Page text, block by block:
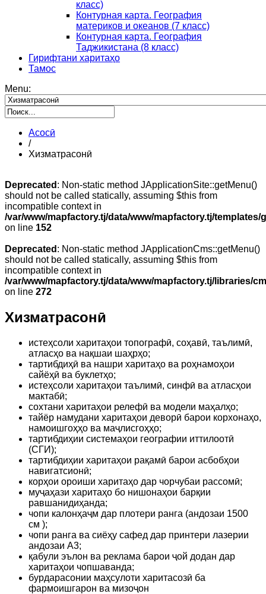
класс)
Контурная карта. География
материков и океанов (7 класс)
Контурная карта. География
Таджикистана (8 класс)
Гирифтани харитаҳо
Тамос
Menu:
Асосӣ
/
Хизматрасонӣ
Deprecated : Non-static method JApplicationSite::getMenu()
should not be called statically, assuming $this from
incompatible context in
/var/www/mapfactory.tj/data/www/mapfactory.tj/
on line 152
Deprecated : Non-static method JApplicationCms::getMenu()
should not be called statically, assuming $this from
incompatible context in
/var/www/mapfactory.tj/data/www/mapfactory.tj/libraries/
on line 272
Хизматрасонӣ
истеҳсоли харитаҳои топографӣ, соҳавӣ, таълимӣ,
атласҳо ва нақшаи шаҳрҳо;
тартибдиҳӣ ва нашри харитаҳо ва роҳнамоҳои
сайёҳӣ ва буклетҳо;
истеҳсоли харитаҳои таълимӣ, синфӣ ва атласҳои
мактабӣ;
сохтани харитаҳои релефӣ ва модели маҳалҳо;
тайёр намудани харитаҳои деворӣ барои корхонаҳо,
намоишгоҳҳо ва маҷлисгоҳҳо;
тартибдиҳии системаҳои географии иттилоотӣ
(СГИ);
тартибдиҳии харитаҳои рақамӣ барои асбобҳои
навигатсионӣ;
корҳои ороиши харитаҳо дар чорчубаи рассомӣ;
муҷаҳази харитаҳо бо нишонаҳои барқии
равшанидиҳанда;
чопи калонҳаҷм дар плотери ранга (андозаи 1500
см );
чопи ранга ва сиёҳу сафед дар принтери лазерии
андозаи А3;
қабули эълон ва реклама барои ҷой додан дар
харитаҳои чопшаванда;
бурдарасонии маҳсулоти харитасозӣ ба
фармоишгарон ва мизоҷон